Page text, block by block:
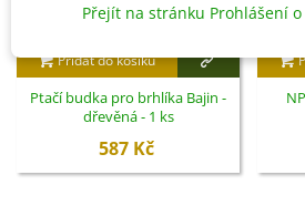
Přidat do košíku
Ptačí budka pro brhlíka Bajin -
dřevěná - 1 ks
587 Kč
Přejít na stránku Prohlášení